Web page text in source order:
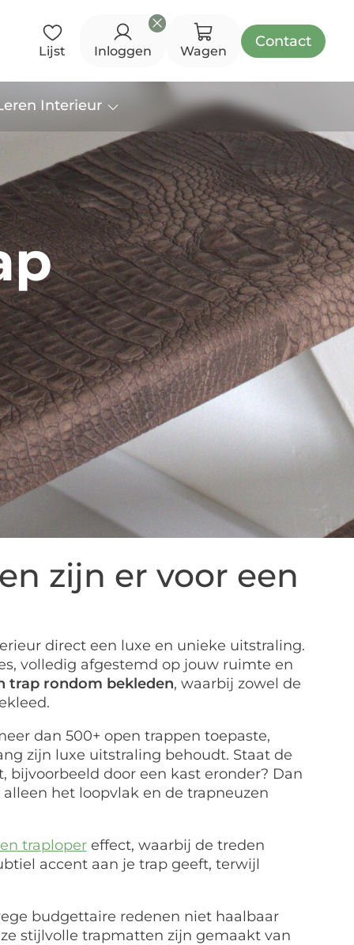
Lijst Inloggen Wagen
Contact
Interieur
zijn er voor een
direct een luxe en unieke uitstraling.
volledig afgestemd op jouw ruimte en
trap rondom bekleden, waarbij zowel de
dan 500+ open trappen toepaste,
zijn luxe uitstraling behoudt. Staat de
door een kast eronder? Dan
het loopvlak en de trapneuzen
traplopereffect, waarbij de treden
accent aan je trap geeft, terwijl
budgettaire redenen niet haalbaar
stijlvolle trapmatten zijn gemaakt van